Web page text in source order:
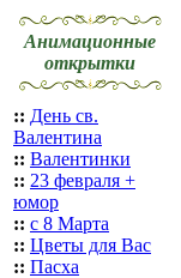
Анимационные
открытки
:: День св.
Валентина
:: Валентинки
:: 23 февраля +
юмор
:: с 8 Марта
:: Цветы для Вас
:: Пасха